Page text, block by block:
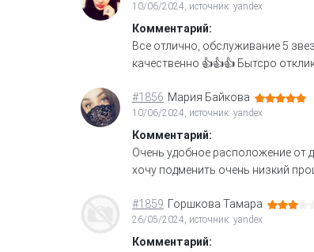
10/06/2024, источник: yandex
Комментарий:
Все отлично, обслуживание 5
качественно 👍👍👍 Бытсро
#1856 Мария Байкова
10/06/2024, источник: yandex
Комментарий:
Очень удобное расположение от
хочу подменить очень низкий
#1859 Горшкова Тамара
26/05/2024, источник: yandex
Комментарий: